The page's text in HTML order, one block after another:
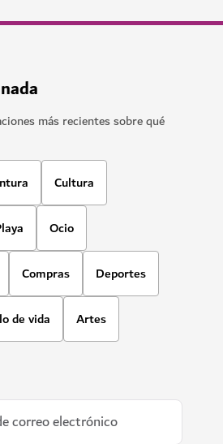
más recientes sobre qué
Cultura
Ocio
Compras Deportes
de vida Artes